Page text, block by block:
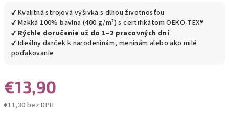
✔ Kvalitná strojová výšivka s dlhou životnosťou
✔ Mäkká 100% bavlna (400 g/m²) s certifikátom OEKO-TEX®
✔ Rýchle doručenie už do 1–2 pracovných dní
✔ Ideálny darček k narodeninám, meninám alebo ako milé
poďakovanie
€13,90
€11,30 bez DPH